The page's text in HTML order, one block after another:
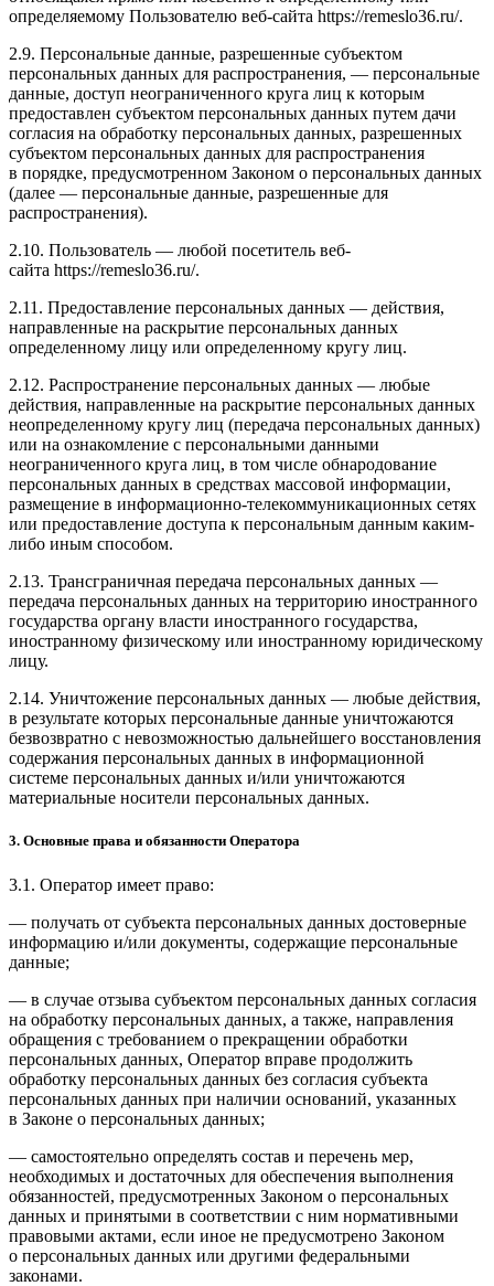
определяемому Пользователю веб-сайта https://remeslo36.ru/.
2.9. Персональные данные, разрешенные субъектом
персональных данных для распространения, — персональные
данные, доступ неограниченного круга лиц к которым
предоставлен субъектом персональных данных путем дачи
согласия на обработку персональных данных, разрешенных
субъектом персональных данных для распространения
в порядке, предусмотренном Законом о персональных данных
(далее — персональные данные, разрешенные для
распространения).
2.10. Пользователь — любой посетитель веб-
сайта https://remeslo36.ru/.
2.11. Предоставление персональных данных — действия,
направленные на раскрытие персональных данных
определенному лицу или определенному кругу лиц.
2.12. Распространение персональных данных — любые
действия, направленные на раскрытие персональных данных
неопределенному кругу лиц (передача персональных данных)
или на ознакомление с персональными данными
неограниченного круга лиц, в том числе обнародование
персональных данных в средствах массовой информации,
размещение в информационно-телекоммуникационных сетях
или предоставление доступа к персональным данным каким-
либо иным способом.
2.13. Трансграничная передача персональных данных —
передача персональных данных на территорию иностранного
государства органу власти иностранного государства,
иностранному физическому или иностранному юридическому
лицу.
2.14. Уничтожение персональных данных — любые действия,
в результате которых персональные данные уничтожаются
безвозвратно с невозможностью дальнейшего восстановления
содержания персональных данных в информационной
системе персональных данных и/или уничтожаются
материальные носители персональных данных.
3. Основные права и обязанности Оператора
3.1. Оператор имеет право:
— получать от субъекта персональных данных достоверные
информацию и/или документы, содержащие персональные
данные;
— в случае отзыва субъектом персональных данных согласия
на обработку персональных данных, а также, направления
обращения с требованием о прекращении обработки
персональных данных, Оператор вправе продолжить
обработку персональных данных без согласия субъекта
персональных данных при наличии оснований, указанных
в Законе о персональных данных;
— самостоятельно определять состав и перечень мер,
необходимых и достаточных для обеспечения выполнения
обязанностей, предусмотренных Законом о персональных
данных и принятыми в соответствии с ним нормативными
правовыми актами, если иное не предусмотрено Законом
о персональных данных или другими федеральными
законами.